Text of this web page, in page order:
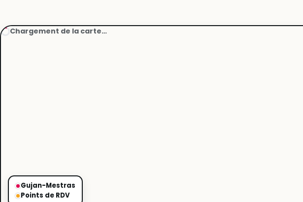
Gujan-Mestras
Points de RDV
Chargement de la carte…